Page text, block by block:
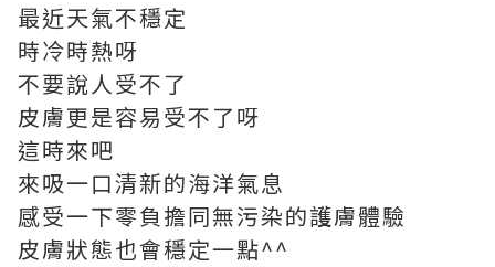
最近天氣不穩定
時冷時熱呀
不要說人受不了
皮膚更是容易受不了呀
這時來吧
來吸一口清新的海洋氣息
感受一下零負擔同無污染的護膚體驗
皮膚狀態也會穩定一點^^